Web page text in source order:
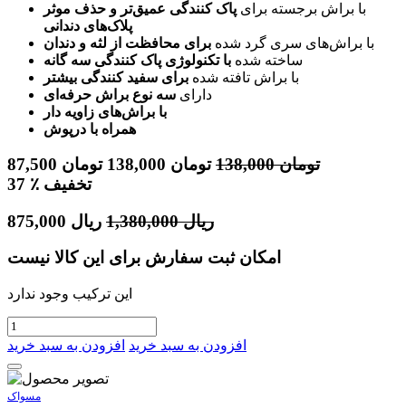
با براش برجسته برای پاک کنندگی عمیق‌تر و حذف موثر
پلاک‌های دندانی
با براش‌های سری گرد شده برای محافظت از لثه و دندان
ساخته شده با تکنولوژی پاک کنندگی سه گانه
با براش تافته شده برای سفید کنندگی بیشتر
دارای سه نوع براش حرفه‌ای
با براش‌های زاویه دار
همراه با درپوش
87,500 تومان 138,000 تومان 138,000 تومان
37
٪ تخفیف
875,000 ریال 1,380,000 ریال
امکان ثبت سفارش برای این کالا نیست
این ترکیب وجود ندارد
افزودن به سبد خرید افزودن به سبد خرید
مسواک